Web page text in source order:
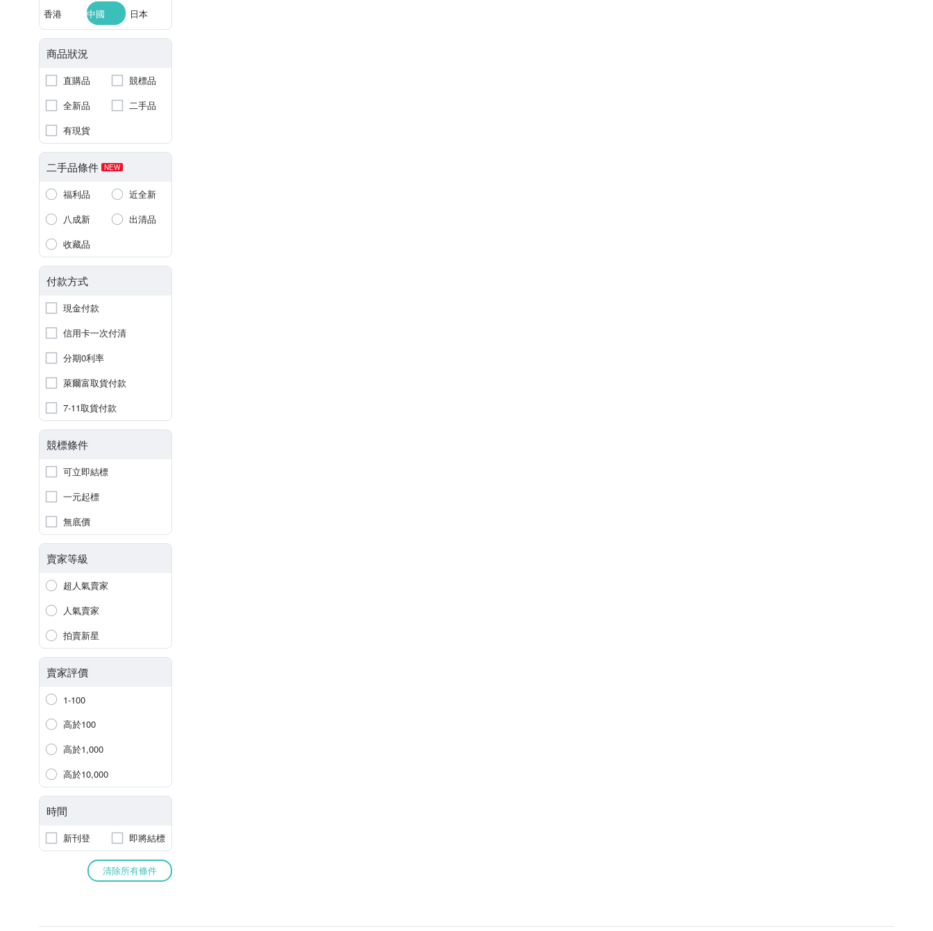
香港 中國 日本
商品狀況
直購品
競標品
全新品
二手品
有現貨
二手品條件 NEW
福利品
近全新
八成新
出清品
收藏品
付款方式
現金付款
信用卡一次付清
分期0利率
萊爾富取貨付款
7-11取貨付款
競標條件
可立即結標
一元起標
無底價
賣家等級
超人氣賣家
人氣賣家
拍賣新星
賣家評價
1-100
高於100
高於1,000
高於10,000
時間
新刊登 即將結標
清除所有條件